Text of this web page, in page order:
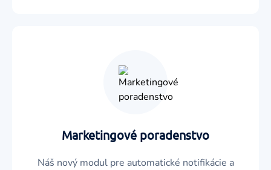
Marketingové poradenstvo
Náš nový modul pre automatické notifikácie a